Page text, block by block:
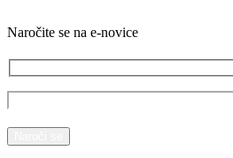
Naročite se na e-novice